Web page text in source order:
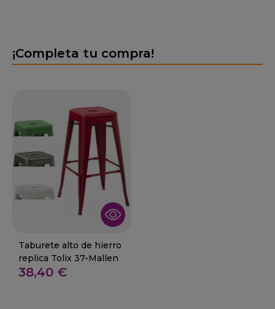
¡Completa tu compra!
Taburete alto de hierro
replica Tolix 37-Mallen
38,40 €